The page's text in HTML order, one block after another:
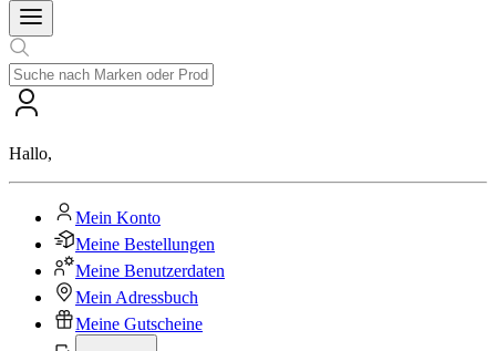
Hallo,
Mein Konto
Meine Bestellungen
Meine Benutzerdaten
Mein Adressbuch
Meine Gutscheine